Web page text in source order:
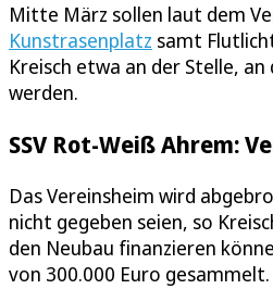
Mitte März sollen laut dem
Kunstrasenplatz samt
Kreisch etwa an der Stelle,
werden.
SSV Rot-Weiß Ahrem:
Das Vereinsheim wird
nicht gegeben seien, so
den Neubau finanzieren
von 300.000 Euro gesammelt.